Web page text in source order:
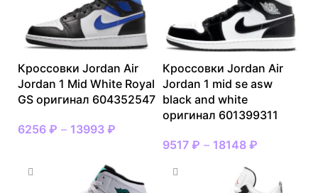
Кроссовки Jordan Air
Jordan 1 Mid White Royal
GS оригинал 604352547
6256 ₽ – 13993 ₽
Кроссовки Jordan Air
Jordan 1 mid se asw
black and white
оригинал 601399311
9517 ₽ – 18148 ₽